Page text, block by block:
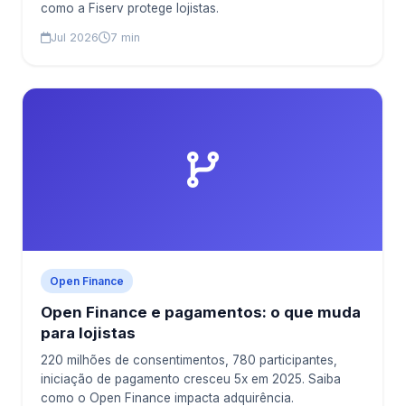
como a Fiserv protege lojistas.
Jul 2026 7 min
Open Finance
Open Finance e pagamentos: o que muda
para lojistas
220 milhões de consentimentos, 780 participantes,
iniciação de pagamento cresceu 5x em 2025. Saiba
como o Open Finance impacta adquirência.